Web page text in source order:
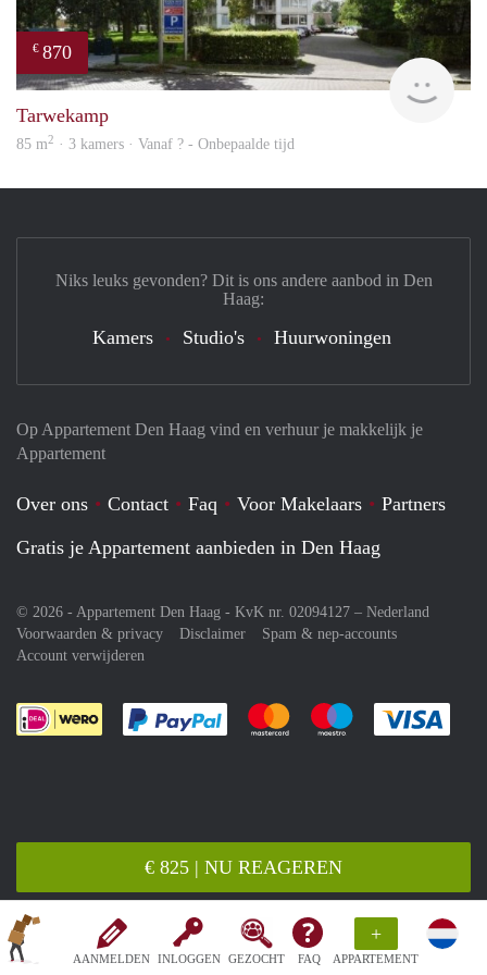
AANMELDEN INLOGGEN GEZOCHT FAQ
+
APPARTEMENT
€ 825 | NU REAGEREN
€ 870
Tarwekamp
85 m2 · 3 kamers · Vanaf ? - Onbepaalde tijd
Op Appartement Den Haag vind en verhuur je makkelijk je
Appartement
Over ons Contact Faq Voor Makelaars
Partners
Gratis je Appartement aanbieden in Den Haag
© 2026 - Appartement Den Haag - KvK nr. 02094127 – Nederland
Voorwaarden & privacy
Disclaimer
Spam & nep-accounts
Account verwijderen
Je rekent gemakkelijk af met Paypal
Je rekent gemakkelijk af met
Je rekent
Niks leuks gevonden? Dit is ons andere aanbod in Den
Haag:
Kamers Studio's Huurwoningen